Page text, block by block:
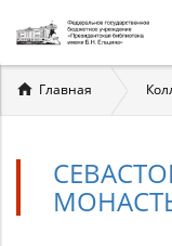
Вы
здесь
Главная